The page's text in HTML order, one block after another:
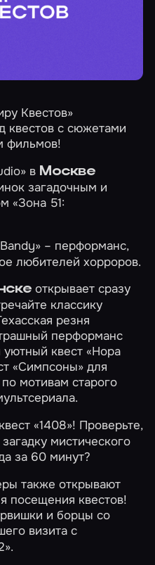
Квестов»
квестов с сюжетами
фильмов!
в Москве
загадочным и
«Зона 51:
– перформанс,
любителей хорроров.
открывает сразу
классику
резня
перформанс
уютный квест«Нора
«Симпсоны» для
мотивам старого
«1408»! Проверьте,
мистического
за 60 минут?
также открывают
посещения квестов!
и борцы со
визита с
.